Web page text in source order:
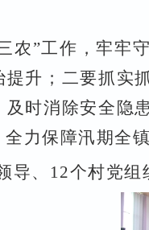
农 ”工作，牢牢
升；二要抓实
时消除安全隐
力保障汛期全
导、
12个村党组